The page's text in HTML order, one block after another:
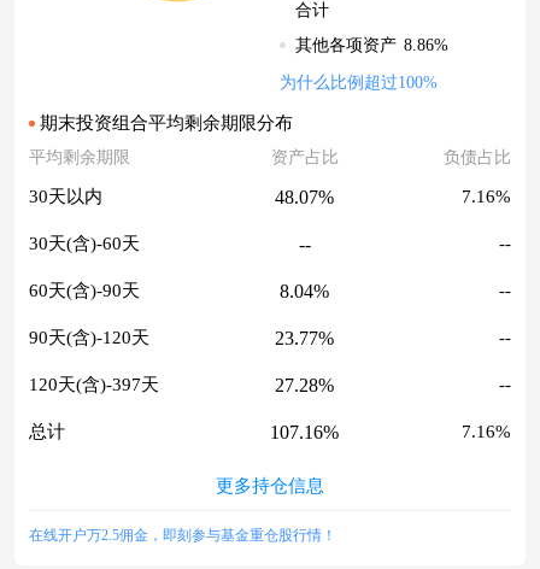
合计
其他各项资产 8.86%
为什么比例超过100%
期末投资组合平均剩余期限分布
平均剩余期限 资产占比 负债占比
30天以内 48.07% 7.16%
30天(含)-60天 -- --
60天(含)-90天 8.04% --
90天(含)-120天 23.77% --
120天(含)-397天 27.28% --
总计 107.16% 7.16%
更多持仓信息
在线开户万2.5佣金，即刻参与基金重仓股行情！